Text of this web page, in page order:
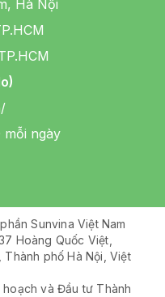
Hà Nội
mỗi ngày
Sunvina Việt Nam
Hoàng Quốc Việt,
Thành phố Hà Nội, Việt
và Đầu tư Thành